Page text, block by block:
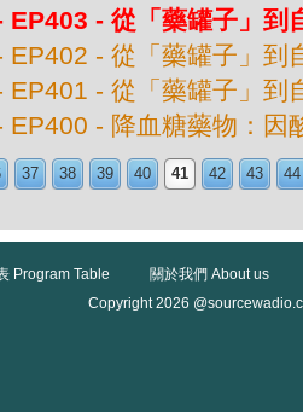
EP403 - 從「藥罐子」到
EP402 - 從「藥罐子」到
EP401 - 從「藥罐子」到
EP400 - 降血糖藥物：因
37 38 39 40 41 42 43 44
Program Table
關於我們 About us
Copyright 2026